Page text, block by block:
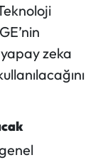
yapay zeka